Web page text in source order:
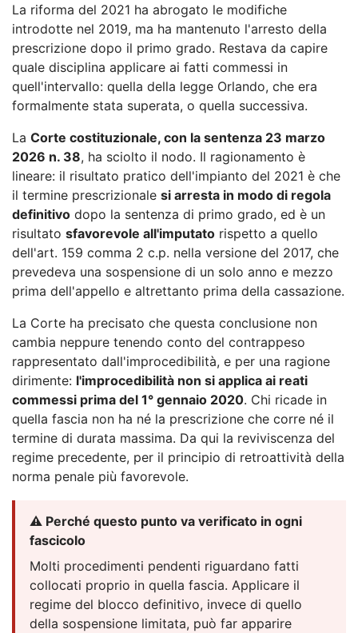
La riforma del 2021 ha abrogato le modifiche
introdotte nel 2019, ma ha mantenuto l'arresto della
prescrizione dopo il primo grado. Restava da capire
quale disciplina applicare ai fatti commessi in
quell'intervallo: quella della legge Orlando, che era
formalmente stata superata, o quella successiva.
La Corte costituzionale, con la sentenza 23 marzo
2026 n. 38, ha sciolto il nodo. Il ragionamento è
lineare: il risultato pratico dell'impianto del 2021 è che
il termine prescrizionale si arresta in modo di regola
definitivo dopo la sentenza di primo grado, ed è un
risultato sfavorevole all'imputato rispetto a quello
dell'art. 159 comma 2 c.p. nella versione del 2017, che
prevedeva una sospensione di un solo anno e mezzo
prima dell'appello e altrettanto prima della cassazione.
La Corte ha precisato che questa conclusione non
cambia neppure tenendo conto del contrappeso
rappresentato dall'improcedibilità, e per una ragione
dirimente: l'improcedibilità non si applica ai reati
commessi prima del 1° gennaio 2020. Chi ricade in
quella fascia non ha né la prescrizione che corre né il
termine di durata massima. Da qui la reviviscenza del
regime precedente, per il principio di retroattività della
norma penale più favorevole.
⚠️ Perché questo punto va verificato in ogni
fascicolo
Molti procedimenti pendenti riguardano fatti
collocati proprio in quella fascia. Applicare il
regime del blocco definitivo, invece di quello
della sospensione limitata, può far apparire